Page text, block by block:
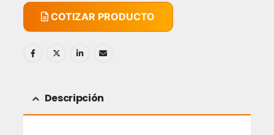
COTIZAR PRODUCTO
Descripción